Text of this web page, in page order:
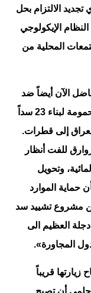
الالتزام بحل
الإيكولوجي
المحلية من
الآن أيضاً ضد
تهديد جديد يواجه البيئة العراقية، هو خطة محمومة لبناء 23 سداً
إلى قطرات.
للفت أنظار
وتحويل
حماية الموارد
مشروع تشييد سد
العظيم الى
المجاورة».
قريباً